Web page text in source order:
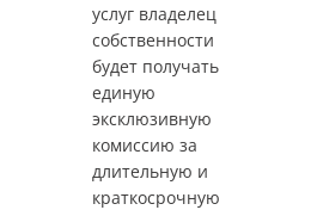
услуг владелец
собственности
будет получать
единую
эксклюзивную
комиссию за
длительную и
краткосрочную